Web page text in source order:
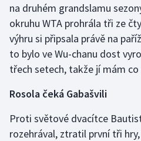
Sportovní střelba
Stolní tenis
Triatlon
Veslování
Vodní slalom
na druhém grandslamu
okruhu WTA prohrála tři ze
výhru si připsala právě na
to bylo ve Wu-chanu dost
třech setech, takže jí mám
Rosola čeká Gabašvili
Proti světové dvacítce
rozehrával, ztratil první tři